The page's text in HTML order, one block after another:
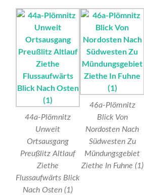
44a-Plömnitz
Unweit
Ortsausgang
Preußlitz Altlauf
Ziethe
Flussaufwärts Blick
Nach Osten (1)
46a-Plömnitz
Blick Von
Nordosten Nach
Südwesten Zu
Mündungsgebiet
Ziethe In Fuhne (1)